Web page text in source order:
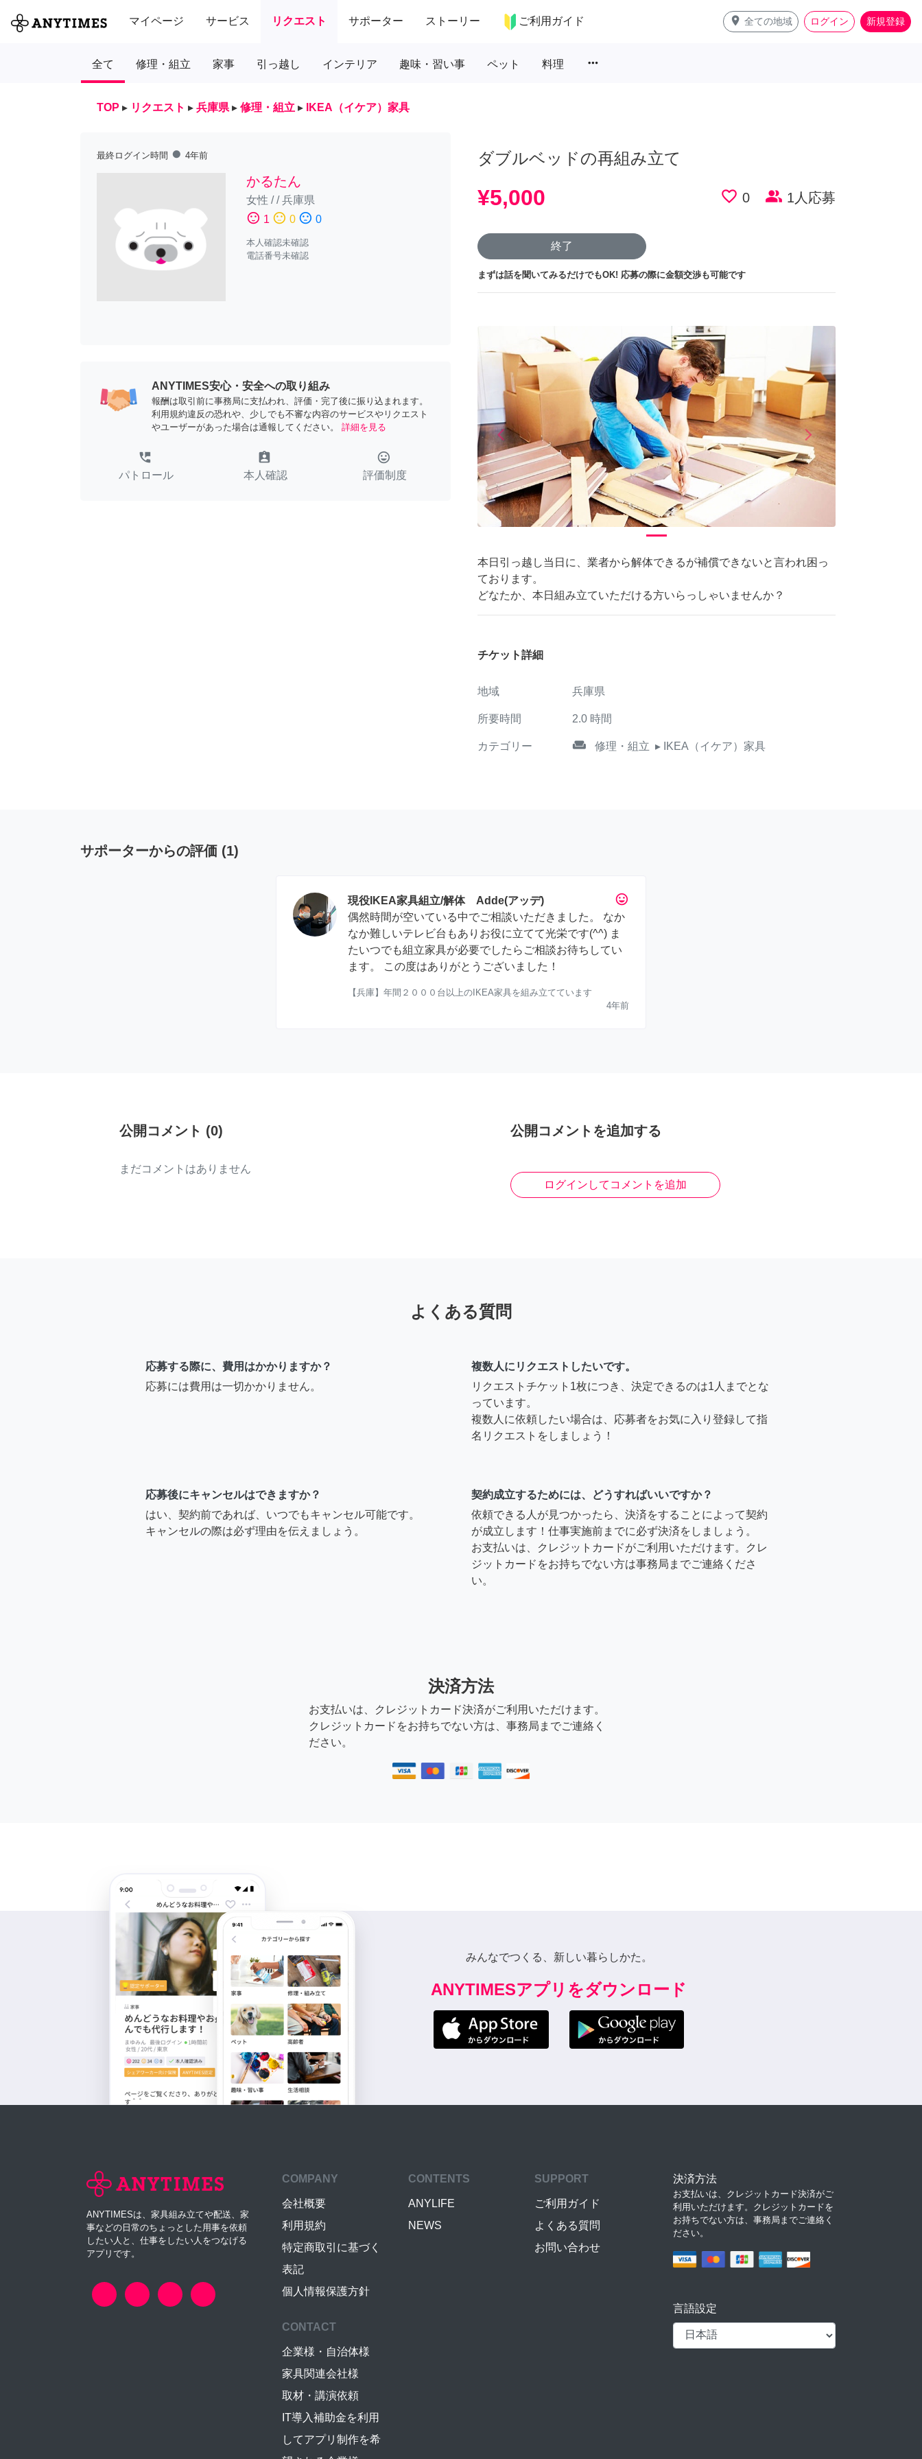
マイページ サービス リクエスト サポーター ストーリー ご利用ガイド place 全ての地域 ログイン 新規登録
全て 修理・組立 家事 引っ越し インテリア 趣味・習い事 ペット 料理 more_horiz
TOP ▸ リクエスト ▸ 兵庫県 ▸ 修理・組立 ▸ IKEA（イケア）家具
最終ログイン時間 fiber_manual_record 4年前
かるたん
女性 //兵庫県
sentiment_satisfied 1 sentiment_neutral 0 sentiment_dissatisfied 0
本人確認未確認
電話番号未確認
ANYTIMES安心・安全への取り組み
報酬は取引前に事務局に支払われ、評価・完了後に振り込まれます。
利用規約違反の恐れや、少しでも不審な内容のサービスやリクエスト
やユーザーがあった場合は通報してください。
詳細を見る
perm_phone_msg
パトロール
assignment_ind
本人確認
tag_faces
評価制度
ダブルベッドの再組み立て
¥5,000 favorite_border 0 people_alt 1人応募
終了
まずは話を聞いてみるだけでもOK! 応募の際に金額交渉も可能です
arrow_back_iosPrevious arrow_forward_iosNext
本日引っ越し当日に、業者から解体できるが補償できないと言われ困っ
ております。
どなたか、本日組み立ていただける方いらっしゃいませんか？
チケット詳細
地域 兵庫県
所要時間 2.0 時間
カテゴリー weekend 修理・組立 ▸ IKEA（イケア）家具
サポーターからの評価 (1)
tag_faces
現役IKEA家具組立/解体 Adde(アッデ)
偶然時間が空いている中でご相談いただきました。 なか
なか難しいテレビ台もありお役に立てて光栄です(^^) ま
たいつでも組立家具が必要でしたらご相談お待ちしてい
ます。 この度はありがとうございました！
【兵庫】年間２０００台以上のIKEA家具を組み立てています
4年前
公開コメント (0)
まだコメントはありません
公開コメントを追加する
ログインしてコメントを追加
よくある質問
応募する際に、費用はかかりますか？
応募には費用は一切かかりません。
複数人にリクエストしたいです。
リクエストチケット1枚につき、決定できるのは1人までとな
っています。
複数人に依頼したい場合は、応募者をお気に入り登録して指
名リクエストをしましょう！
応募後にキャンセルはできますか？
はい、契約前であれば、いつでもキャンセル可能です。
キャンセルの際は必ず理由を伝えましょう。
契約成立するためには、どうすればいいですか？
依頼できる人が見つかったら、決済をすることによって契約
が成立します！仕事実施前までに必ず決済をしましょう。
お支払いは、クレジットカードがご利用いただけます。クレ
ジットカードをお持ちでない方は事務局までご連絡くださ
い。
決済方法
お支払いは、クレジットカード決済がご利用いただけます。
クレジットカードをお持ちでない方は、事務局までご連絡く
ださい。
みんなでつくる、新しい暮らしかた。
ANYTIMESアプリをダウンロード
ANYTIMESは、家具組み立てや配送、家
事などの日常のちょっとした用事を依頼
したい人と、仕事をしたい人をつなげる
アプリです。
COMPANY
会社概要
利用規約
特定商取引に基づく
表記
個人情報保護方針
CONTENTS
ANYLIFE
NEWS
SUPPORT
ご利用ガイド
よくある質問
お問い合わせ
CONTACT
企業様・自治体様
家具関連会社様
取材・講演依頼
IT導入補助金を利用
してアプリ制作を希
決済方法
お支払いは、クレジットカード決済がご
利用いただけます。クレジットカードを
お持ちでない方は、事務局までご連絡く
ださい。
言語設定